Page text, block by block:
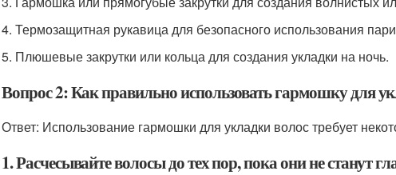
4. Термозащитная рукавица для безопасного использования
5. Плюшевые закрутки или кольца для создания укладки на ночь.
Вопрос 2: Как правильно использовать гармошку для
Ответ: Использование гармошки для укладки волос требует
1. Расчесывайте волосы до тех пор, пока они не станут